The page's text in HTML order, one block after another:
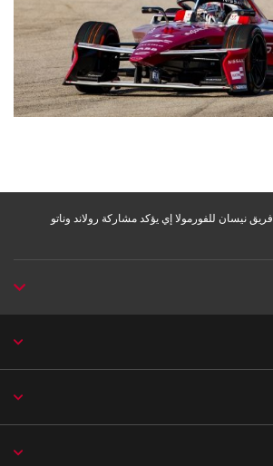
فريق نيسان للفورمولا إي يؤكد مشاركة رولاند وناتو